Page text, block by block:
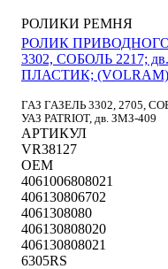
РОЛИКИ РЕМНЯ
РОЛИК ПРИВОДНОГО
3302, СОБОЛЬ 2217;
ПЛАСТИК; (VOLRAM)
ГАЗ ГАЗЕЛЬ 3302, 2705,
УАЗ PATRIOT, дв. ЗМЗ-409
АРТИКУЛ
VR38127
OEM
4061006808021
406130806702
4061308080
406130808020
406130808021
6305RS